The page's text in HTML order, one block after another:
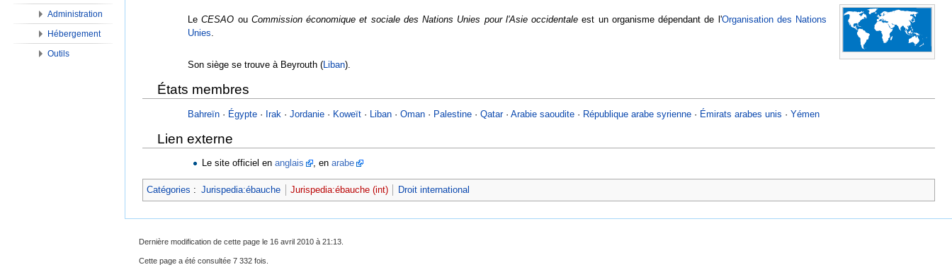
LeCESAO ou Commission économique et sociale des Nations Unies pour l'Asie occidentale est un organisme dépendant de l'Organisation des Nations
Unies.
Son siège se trouve à Beyrouth ( Liban).
États membres
Bahreïn · Égypte · Irak · Jordanie · Koweït · Liban · Oman · Palestine · Qatar· Arabie saoudite · République arabe syrienne · Émirats arabes unis · Yémen
Lien externe
Le site officiel enanglais , enarabe
Catégories : Jurispedia:ébauche Jurispedia:ébauche (int) Droit international
Administration
Hébergement
Outils
Dernière modification de cette page le 16 avril 2010 à 21:13.
Cette page a été consultée 7 332 fois.